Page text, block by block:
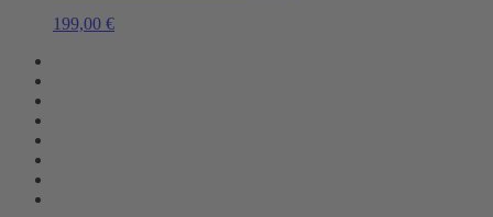
199,00 €